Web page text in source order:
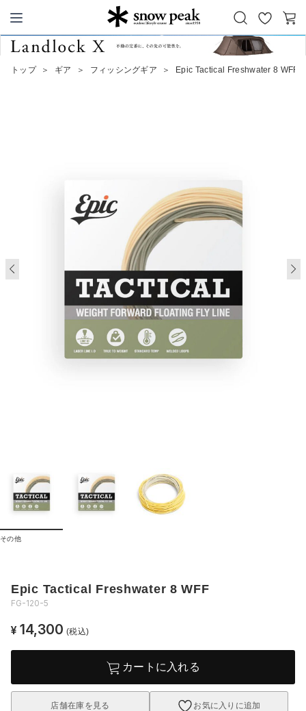
Snow Peak
お
気
カ
トップ ＞ ギア ＞ フィッシングギア ＞ Epic Tactical Freshwater 8 WFF
その他
Epic Tactical Freshwater 8 WFF
FG-120-5
¥ 14,300 (税込)
カートに入れる
店舗在庫を見る お気に入りに追加